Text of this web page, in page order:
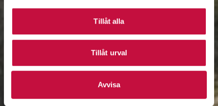
Tillåt alla
Tillåt urval
Avvisa